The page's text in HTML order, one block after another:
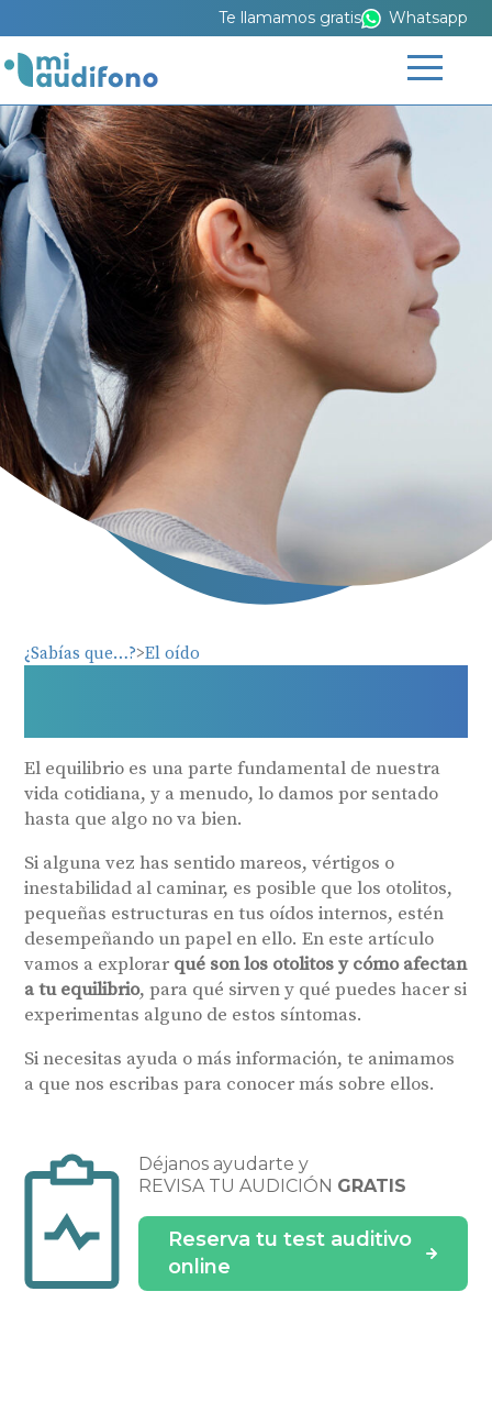
Te llamamos gratis Whatsapp
¿Sabías que…? El oído
¿Qué son los otolitos y cómo
El equilibrio es una parte fundamental de nuestra
vida cotidiana, y a menudo, lo damos por sentado
hasta que algo no va bien.
Si alguna vez has sentido mareos, vértigos o
inestabilidad al caminar, es posible que los otolitos,
pequeñas estructuras en tus oídos internos, estén
desempeñando un papel en ello. En este artículo
vamos a explorar qué son los otolitos y cómo afectan
a tu equilibrio, para qué sirven y qué puedes hacer si
experimentas alguno de estos síntomas.
Si necesitas ayuda o más información, te animamos
a que nos escribas para conocer más sobre ellos.
Déjanos ayudarte y
REVISA TU AUDICIÓN GRATIS
Reserva tu test auditivo
online